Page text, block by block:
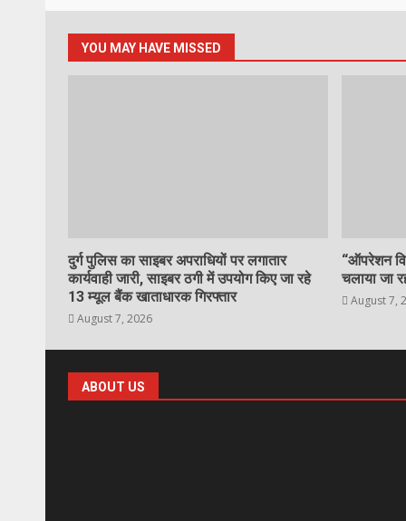
YOU MAY HAVE MISSED
दुर्ग पुलिस का साइबर अपराधियों पर लगातार
कार्यवाही जारी, साइबर ठगी में उपयोग किए जा रहे
13 म्यूल बैंक खाताधारक गिरफ्तार
August 7, 2026
“ऑपरेशन
चलाया जा
August 7,
ABOUT US